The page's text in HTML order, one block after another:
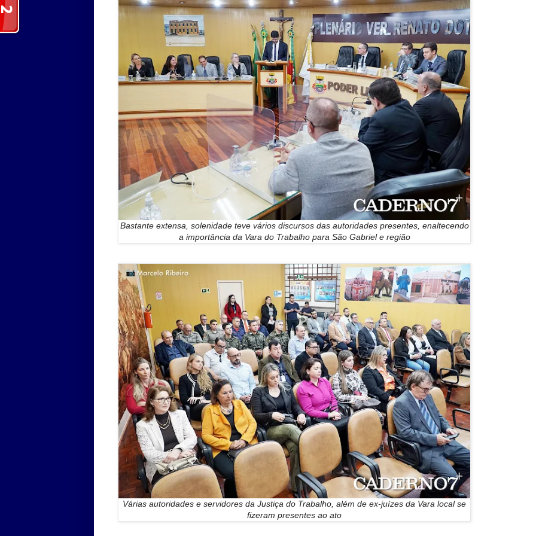
Bastante extensa, solenidade teve vários discursos das autoridades presentes, enaltecendo
a importância da Vara do Trabalho para São Gabriel e região
Várias autoridades e servidores da Justiça do Trabalho, além de ex-juízes da Vara local se
fizeram presentes ao ato